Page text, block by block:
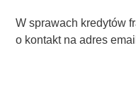
W sprawach kredytów
o kontakt na adres